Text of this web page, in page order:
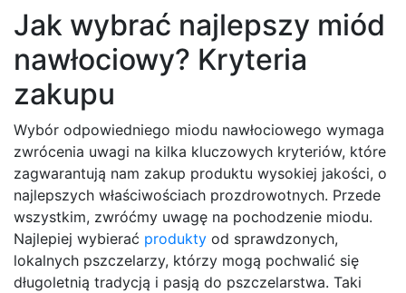
Jak wybrać najlepszy miód
nawłociowy? Kryteria
zakupu
Wybór odpowiedniego miodu nawłociowego wymaga
zwrócenia uwagi na kilka kluczowych kryteriów, które
zagwarantują nam zakup produktu wysokiej jakości, o
najlepszych właściwościach prozdrowotnych. Przede
wszystkim, zwróćmy uwagę na pochodzenie miodu.
Najlepiej wybierać produkty od sprawdzonych,
lokalnych pszczelarzy, którzy mogą pochwalić się
długoletnią tradycją i pasją do pszczelarstwa. Taki